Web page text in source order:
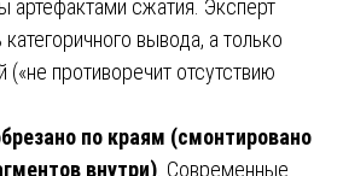
артефактами сжатия. Эксперт
вывода, а только
(«не противоречит отсутствию
по краям (смонтировано
внутри) . Современные